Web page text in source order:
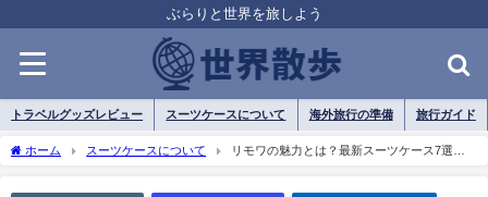
ぶらりと世界を旅しよう
トラベルグッズレビュー スーツケースについて 海外旅行の準備 旅行ガイド
ホーム スーツケースについて
リモワの魅力とは？最新スーツケース7選の